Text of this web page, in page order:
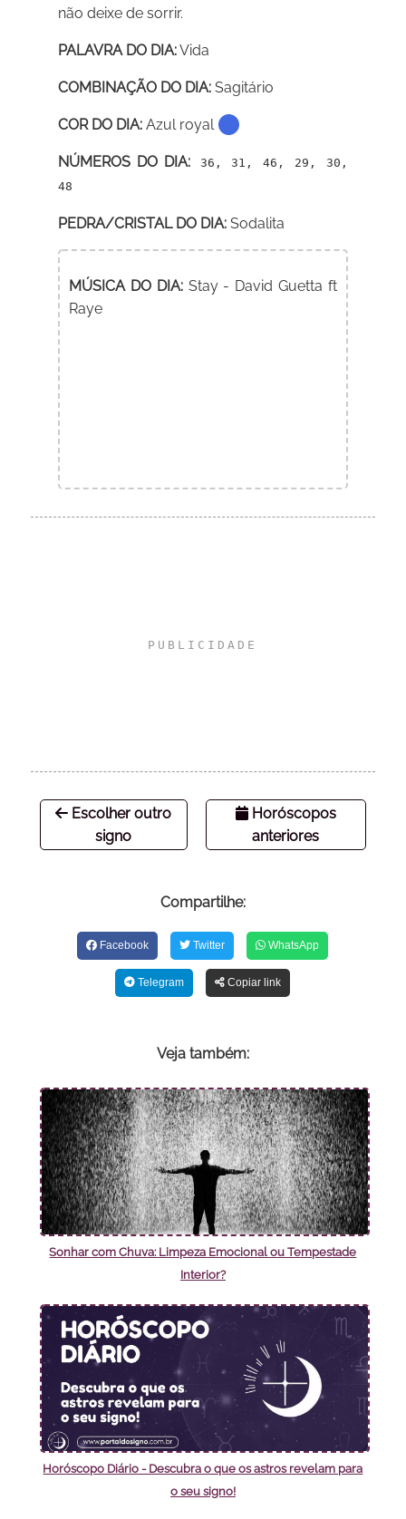
não deixe de sorrir.
PALAVRA DO DIA:Vida
COMBINAÇÃO DO DIA: Sagitário
COR DO DIA: Azul royal
NÚMEROS DO DIA:36, 31, 46, 29, 30,
48
PEDRA/CRISTAL DO DIA: Sodalita
MÚSICA DO DIA:Stay - David Guetta ft
Raye
Escolher outro
signo
Horóscopos
anteriores
Compartilhe:
Facebook Twitter WhatsApp
Telegram Copiar link
Veja também:
Sonhar com Chuva: Limpeza Emocional ou Tempestade
Interior?
Horóscopo Diário - Descubra o que os astros revelam para
o seu signo!